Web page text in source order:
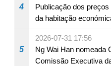
bebés e crianças,
alimentar
4
Publicação dos
da habitação
A12 da Zona A dos
5
2026-07-31 17:56
Ng Wai Han nomeada
Comissão Executiva